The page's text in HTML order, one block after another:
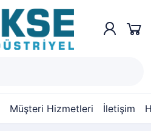
Müşteri Hizmetleri İletişim